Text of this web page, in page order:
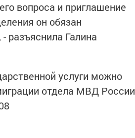
вопроса и приглашение
он обязан
разъяснила Галина
услуги можно
отдела МВД России